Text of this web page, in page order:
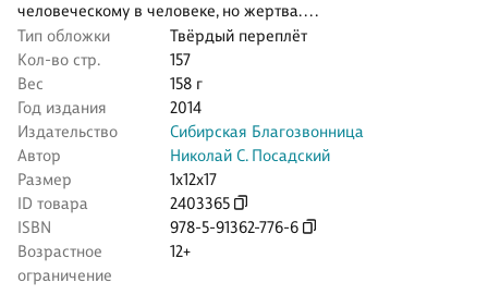
человеческому в человеке, но жертва. . . .
Тип обложки
Твёрдый переплёт
Кол-во стр.
157
Вес
158 г
Год издания
2014
Издательство
Сибирская Благозвонница
Автор
Николай С. Посадский
Размер
1x12x17
ID товара
2403365
ISBN
978-5-91362-776-6
Возрастное
ограничение
12+